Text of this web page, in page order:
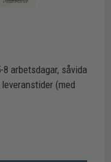
arbetsdagar, såvida
(med